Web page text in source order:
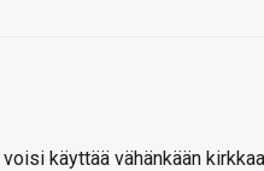
käyttää vähänkään